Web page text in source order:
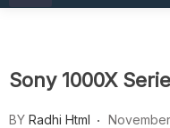
Sony 1000X
BY Radhi Html